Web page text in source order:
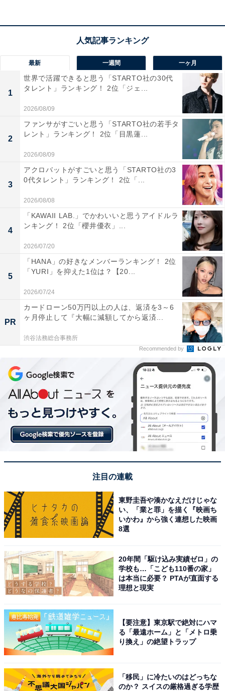
第1位：鈴木亮平（2007年版）
A post shared by TBS日曜劇場「下剋上球児」【公式】10月ス
第1位は、鈴木亮平さんでした。堀北真希さんがヒロイ
へ〜イケメン♂パラダイス』で第1寮所属の空手部部員・
1つでもある、鍛え抜かれた肉体美で、筋トレ命の格闘
派イケメンを演じました。
／宮城県）」「生徒感があまりない気がする（10代女性
／大阪府）」「かなり胸板が厚いから（20代女性／愛知
県）」「ガッチリしていて男子高校生というイメージが
ないため（20代女性／大阪府）」などのコメントが寄せ
られました。
＞次のページ：5位までの全ランキング結果を見る
※回答者のコメントは原文ママです
最新 一週間 一ヶ月
1
世界で活躍できると思う「STARTO社の30代
タレント」ランキング！ 2位「ジェ...
2026/08/09
2
ファンサがすごいと思う「STARTO社の若手タ
レント」ランキング！ 2位「目黒蓮...
2026/08/09
3
アクロバットがすごいと思う「STARTO社の3
0代タレント」ランキング！ 2位「...
2026/08/08
4
「KAWAII LAB.」でかわいいと思うアイドルラ
ンキング！ 2位「櫻井優衣」...
2026/07/20
5
「HANA」の好きなメンバーランキング！ 2位
「YURI」を抑えた1位は？【20...
2026/07/24
PR
カードローン50万円以上の人は、返済を3～6
ヶ月停止して『大幅に減額してから返済...
渋谷法務総合事務所
Recommended by
注目の連載
東野圭吾や湊かなえだけじゃな
い、「業と罪」を描く『映画ち
いかわ』から強く連想した映画
8選
20年間「駆け込み実績ゼロ」の
学校も…「こども110番の家」
は本当に必要？ PTAが直面する
理想と現実
【要注意】東京駅で絶対にハマ
る「最遠ホーム」と「メトロ乗
り換え」の絶望トラップ
「移民」に冷たいのはどっちな
のか？ スイスの厳格過ぎる学歴